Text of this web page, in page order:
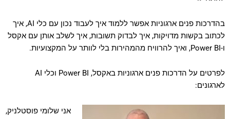
בהדרכות פנים ארגוניות אפשר ללמוד איך לעבוד נכון עם כלי AI, איך
לכתוב בקשות מדויקות, איך לבדוק תשובות, איך לשלב אותן עם אקסל
ו-Power BI, ואיך להרוויח מהמהירות בלי לוותר על המקצועיות.
לפרטים על הדרכות פנים ארגוניות באקסל, Power BI וכלי AI
לארגונים:
אני שלומי פוסטלניק,